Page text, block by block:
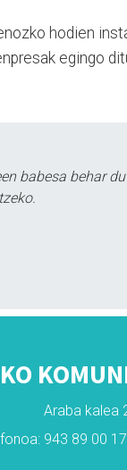
hodien
egingo
babesa behar
Araba kalea
943 89 00